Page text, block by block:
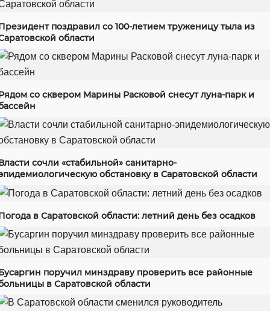
поздравил со 100-летием труженицу тыла из
области
со сквером Марины Расковой снесут луна-парк и
сочли «стабильной» санитарно-
обстановку в Саратовской области
в Саратовской области: летний день без осадков
поручил минздраву проверить все районные
в Саратовской области